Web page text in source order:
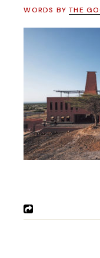
WORDS BYTHE